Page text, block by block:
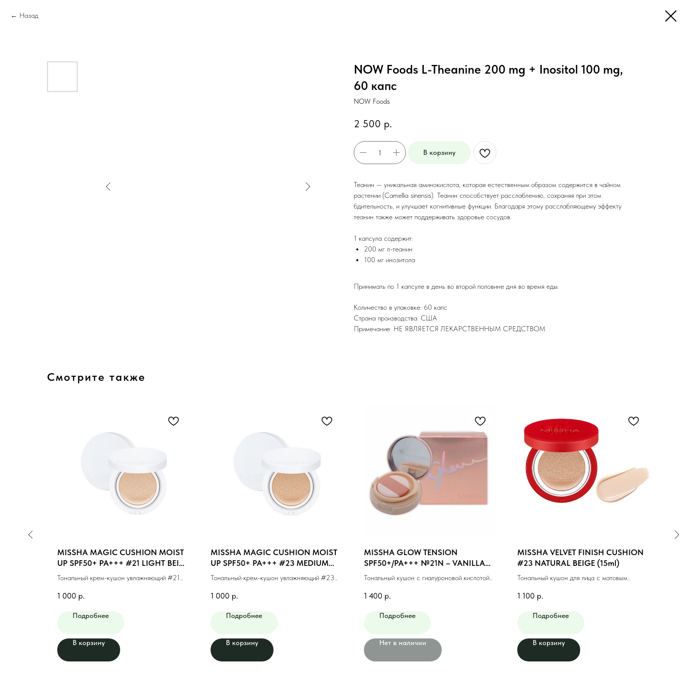
Назад
NOW Foods L-Theanine 200 mg + Inositol 100 mg,
60 капс
NOW Foods
2 500 р.
В корзину
Теанин — уникальная аминокислота, которая естественным образом содержится в чайном
растении (Camellia sinensis). Теанин способствует расслаблению, сохраняя при этом
бдительность, и улучшает когнитивные функции. Благодаря этому расслабляющему эффекту
теанин также может поддерживать здоровье сосудов.
1 капсула содержит:
200 мг л-теанин
100 мг инозитола
Принимать по 1 капсуле в день во второй половине дня во время еды.
Количество в упаковке: 60 капс
Страна производства: США
Примечание: НЕ ЯВЛЯЕТСЯ ЛЕКАРСТВЕННЫМ СРЕДСТВОМ
Смотрите также
MISSHA MAGIC CUSHION MOIST
UP SPF50+ PA+++ #21 LIGHT BEIGE
(15g)
Тональный крем-кушон увлажняющий #21
1 000 р.
Подробнее
В корзину
MISSHA MAGIC CUSHION MOIST
UP SPF50+ PA+++ #23 MEDIUM
BEIGE (15g)
Тональный крем-кушон увлажняющий #23
1 000 р.
Подробнее
В корзину
MISSHA GLOW TENSION
SPF50+/PA+++ №21N – VANILLA
(NEUTRAL) (15gr)
Тональный кушон с гиалуроновой кислотой
1 400 р.
Подробнее
Нет в наличии
MISSHA VELVET FINISH CUSHION
#23 NATURAL BEIGE (15ml)
Тональный кушон для лица с матовым
1 100 р.
Подробнее
В корзину